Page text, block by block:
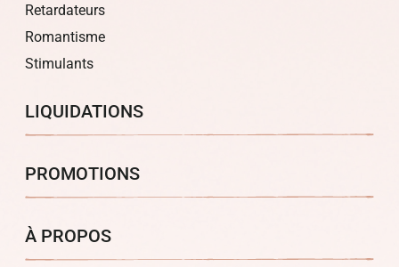
Retardateurs
Romantisme
Stimulants
LIQUIDATIONS
PROMOTIONS
À PROPOS